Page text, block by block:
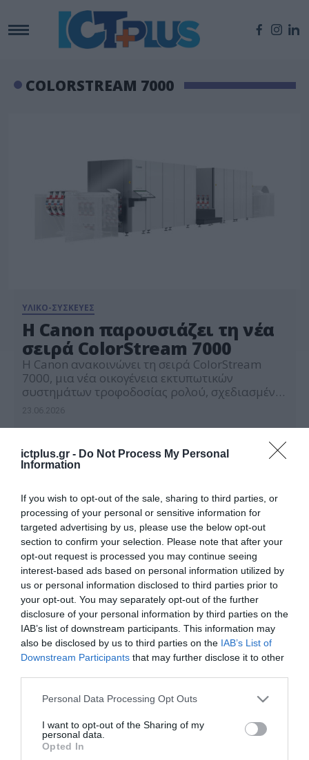
ictplus.gr - Do Not Process My Personal
Information
If you wish to opt-out of the sale, sharing to third parties, or
processing of your personal or sensitive information for
targeted advertising by us, please use the below opt-out
section to confirm your selection. Please note that after your
opt-out request is processed you may continue seeing
interest-based ads based on personal information utilized by
us or personal information disclosed to third parties prior to
your opt-out. You may separately opt-out of the further
disclosure of your personal information by third parties on the
IAB’s list of downstream participants. This information may
also be disclosed by us to third parties on the IAB’s List of
Downstream Participants that may further disclose it to other
Please note that this website/app uses one or more Google
not limited to your visit or usage behaviour. You may click to
grant or deny consent to Google and its third-party tags to
use your data for below specified purposes in below Google
Personal Data Processing Opt Outs
I want to opt-out of the Sharing of my
personal data.
Opted In
COLORSTREAM 7000
ΥΛΙΚΟ-ΣΥΣΚΕΥΕΣ
Η Canon παρουσιάζει τη νέα
σειρά ColorStream 7000
Η Canon ανακοινώνει τη σειρά ColorStream
7000, μια νέα οικογένεια εκτυπωτικών
συστημάτων τροφοδοσίας ρολού, σχεδιασμένη
επεκτάσιμη πλατφόρμα για παραγωγή μεσαίας
κλίμακας. Βασισμένη στα πλεονεκτήματα της
αναγνωρισμένης πλατφόρμας ColorStream, η
απαιτείται για την […]